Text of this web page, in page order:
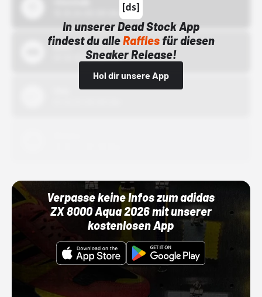
In unserer Dead Stock App
findest du alleRafflesfür diesen
Sneaker Release!
Hol dir unsere App
Bstn
01.10.22 00:00 Uhr
Verpasse keine Infos zum adidas
ZX 8000 Aqua 2026 mit unserer
kostenlosen App